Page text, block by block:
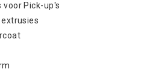
voor Pick-up's